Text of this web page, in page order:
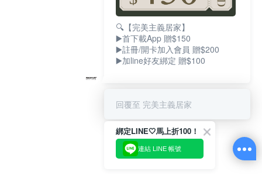
🔍【完美主義居家】
▶️首下載App 贈$150
▶️註冊/開卡加入會員 贈$200
▶️加line好友綁定 贈$100
回覆至 完美主義居家
綁定LINE🤍馬上折100！
連結 LINE 帳號